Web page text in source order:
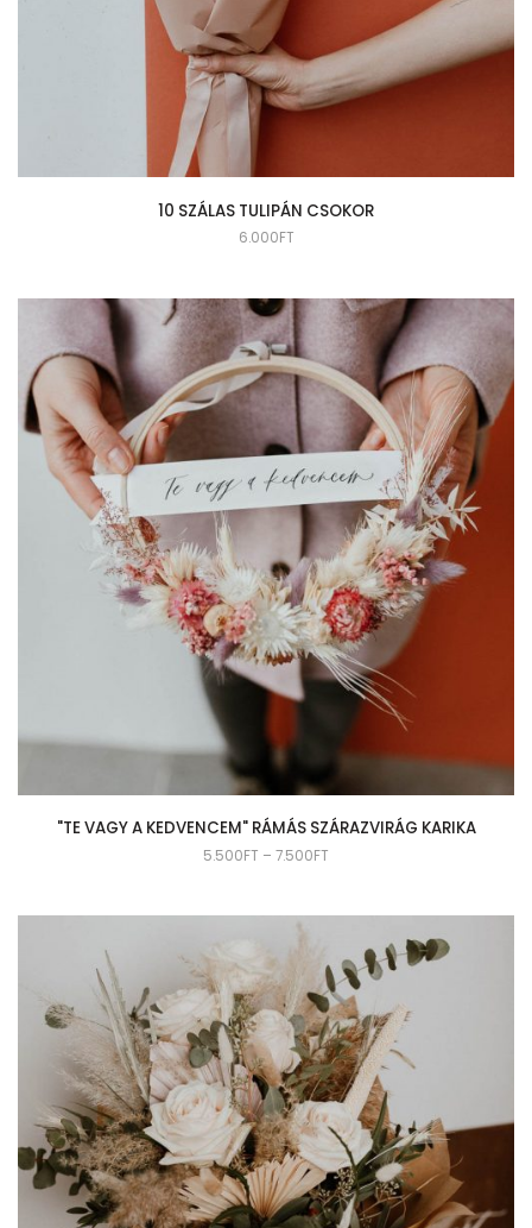
10 SZÁLAS TULIPÁN CSOKOR
6.000FT
"TE VAGY A KEDVENCEM" RÁMÁS SZÁRAZVIRÁG KARIKA
5.500FT – 7.500FT